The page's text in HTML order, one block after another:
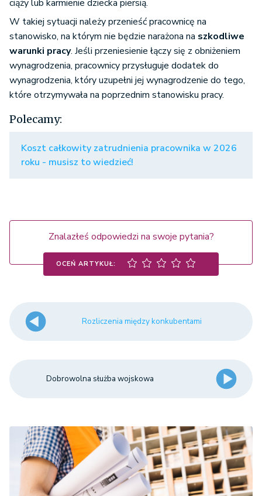
ciąży lub karmienie dziecka piersią.
W takiej sytuacji należy przenieść pracownicę na
stanowisko, na którym nie będzie narażona na szkodliwe
warunki pracy. Jeśli przeniesienie łączy się z obniżeniem
wynagrodzenia, pracownicy przysługuje dodatek do
wynagrodzenia, który uzupełni jej wynagrodzenie do tego,
które otrzymywała na poprzednim stanowisku pracy.
Polecamy:
Koszt całkowity zatrudnienia pracownika w 2026
roku - musisz to wiedzieć!
Znalazłeś odpowiedzi na swoje pytania?
OCEŃ ARTYKUŁ:
Rozliczenia między konkubentami
Dobrowolna służba wojskowa